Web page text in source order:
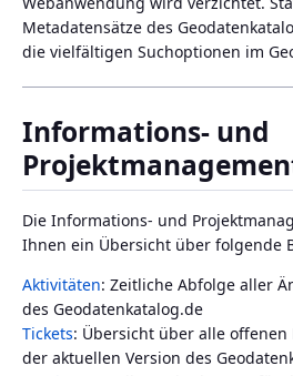
Metadatensätze des
die vielfältigen Suchoptionen im
Informations- und
Die Informations- und
Ihnen ein Übersicht über folgende
Aktivitäten: Zeitliche Abfolge aller
des Geodatenkatalog.de
Tickets: Übersicht über alle
der aktuellen Version des